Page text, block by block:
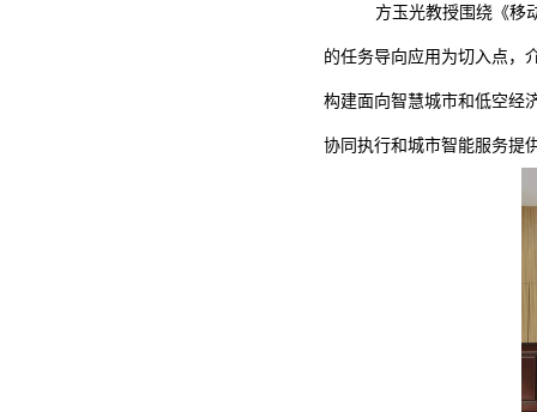
方玉光教授围绕《移
的任务导向应用为切入点，
构建面向智慧城市和低空经
协同执行和城市智能服务提